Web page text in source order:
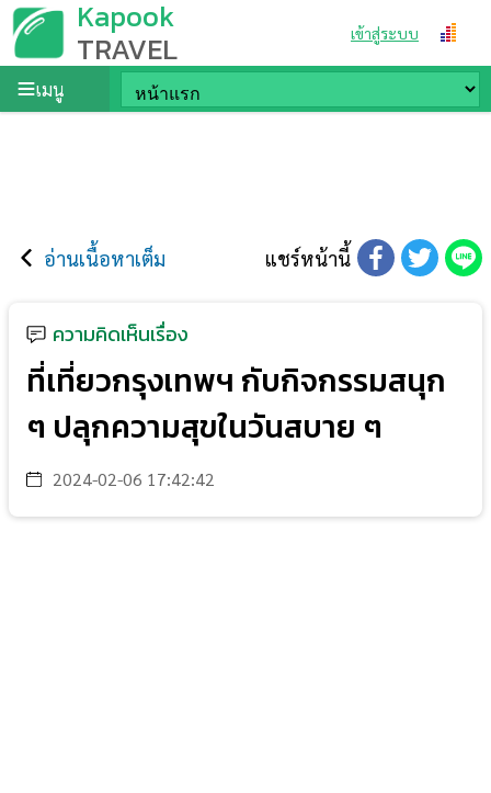
Kapook
TRAVEL เข้าสู่ระบบ
เมนู
อ่านเนื้อหาเต็ม แชร์หน้านี้
ความคิดเห็นเรื่อง
ที่เที่ยวกรุงเทพฯ กับกิจกรรมสนุก
ๆ ปลุกความสุขในวันสบาย ๆ
2024-02-06 17:42:42